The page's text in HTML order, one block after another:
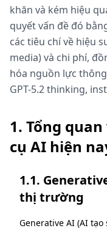
khăn và kém hiệu
quyết vấn đề đó
các tiêu chí về hiệu
media) và chi phí,
hóa nguồn lực
GPT-5.2 thinking,
1. Tổng
cụ AI hiện
1.1.
thị trường
Generative AI (AI